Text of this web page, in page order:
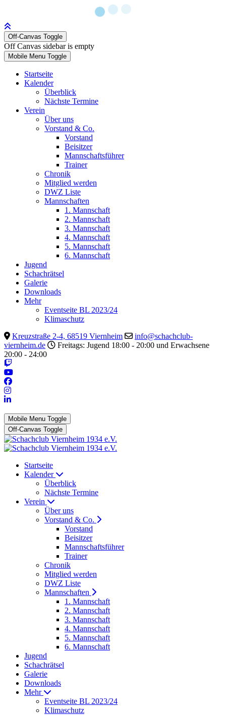
Off-Canvas Toggle
Off Canvas sidebar is empty
Mobile Menu Toggle
Startseite
Kalender
Überblick
Nächste Termine
Verein
Über uns
Vorstand & Co.
Vorstand
Beisitzer
Mannschaftsführer
Trainer
Chronik
Mitglied werden
DWZ Liste
Mannschaften
1. Mannschaft
2. Mannschaft
3. Mannschaft
4. Mannschaft
5. Mannschaft
6. Mannschaft
Jugend
Schachrätsel
Galerie
Downloads
Mehr
Eventseite BL 2023/24
Klimaschutz
Kreuzstraße 2-4, 68519 Viernheim
info@schachclub-
viernheim.de
Freitags: Jugend 18:00 - 20:00 und Erwachsene
20:00 - 24:00
Mobile Menu Toggle
Off-Canvas Toggle
Startseite
Kalender
Überblick
Nächste Termine
Verein
Über uns
Vorstand & Co.
Vorstand
Beisitzer
Mannschaftsführer
Trainer
Chronik
Mitglied werden
DWZ Liste
Mannschaften
1. Mannschaft
2. Mannschaft
3. Mannschaft
4. Mannschaft
5. Mannschaft
6. Mannschaft
Jugend
Schachrätsel
Galerie
Downloads
Mehr
Eventseite BL 2023/24
Klimaschutz